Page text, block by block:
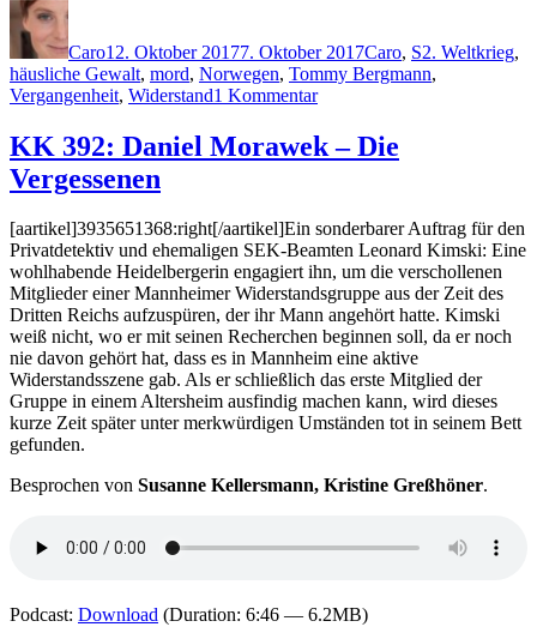
Autor
Caro12. Oktober 20177. Oktober 2017Caro, S2. Weltkrieg,
häusliche Gewalt, mord, Norwegen, Tommy Bergmann,
Vergangenheit, Widerstand1 Kommentarzu
Gard
Sveen
letzte
Pilger
KK 392: Daniel Morawek – Die
Vergessenen
[aartikel]3935651368:right[/aartikel]Ein sonderbarer Auftrag für den
Privatdetektiv und ehemaligen SEK-Beamten Leonard Kimski: Eine
wohlhabende Heidelbergerin engagiert ihn, um die verschollenen
Mitglieder einer Mannheimer Widerstandsgruppe aus der Zeit des
Dritten Reichs aufzuspüren, der ihr Mann angehört hatte. Kimski
weiß nicht, wo er mit seinen Recherchen beginnen soll, da er noch
nie davon gehört hat, dass es in Mannheim eine aktive
Widerstandsszene gab. Als er schließlich das erste Mitglied der
Gruppe in einem Altersheim ausfindig machen kann, wird dieses
kurze Zeit später unter merkwürdigen Umständen tot in seinem Bett
gefunden.
Besprochen von Susanne Kellersmann, Kristine Greßhöner.
Podcast: Download (Duration: 6:46 — 6.2MB)